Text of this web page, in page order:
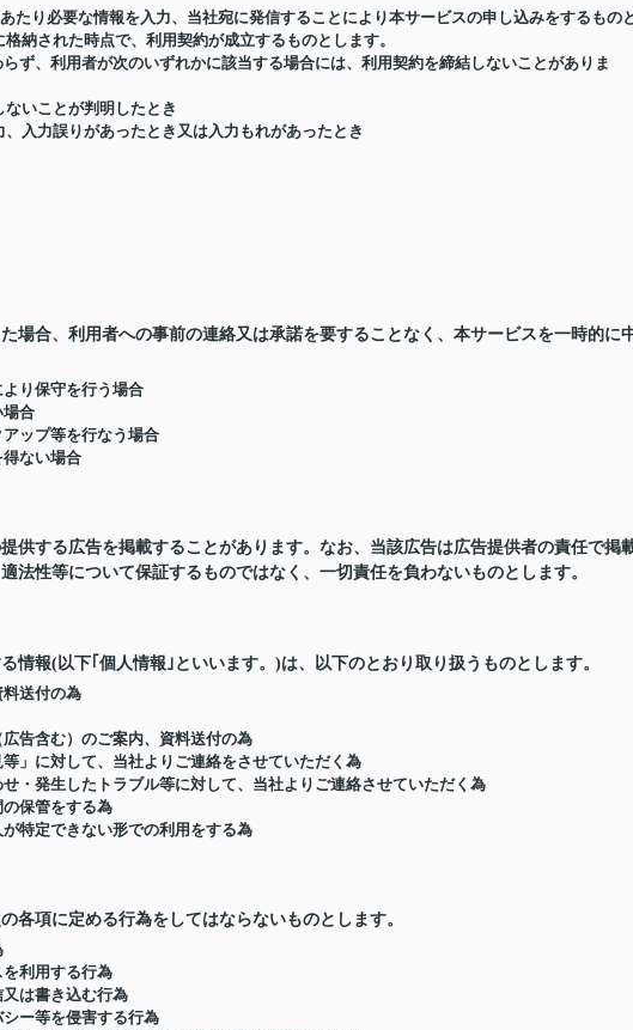
たり必要な情報を入力、当社宛に発信することにより本サービスの申し込みをするもの
納された時点で、利用契約が成立するものとします。
ず、利用者が次のいずれかに該当する場合には、利用契約を締結しないことがありま
いことが判明したとき
入力誤りがあったとき又は入力もれがあったとき
場合、利用者への事前の連絡又は承諾を要することなく、本サービスを一時的に
り保守を行う場合
場合
ップ等を行なう場合
ない場合
供する広告を掲載することがあります。なお、当該広告は広告提供者の責任で掲
法性等について保証するものではなく、一切責任を負わないものとします。
情報(以下｢個人情報｣といいます。)は、以下のとおり取り扱うものとします。
送付の為
告含む）のご案内、資料送付の為
」に対して、当社よりご連絡をさせていただく為
・発生したトラブル等に対して、当社よりご連絡させていただく為
保管をする為
特定できない形での利用をする為
各項に定める行為をしてはならないものとします。
利用する行為
は書き込む行為
ー等を侵害する行為